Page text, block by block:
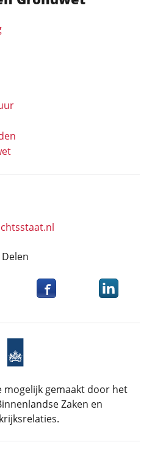
Delen
item op Bluesky
Deel dit item opDeel dit
mogelijk gemaakt door het
Zaken en